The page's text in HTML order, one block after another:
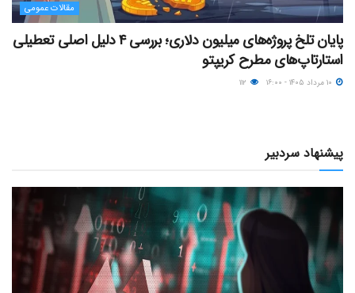
مقالات عمومی
پایان تلخ پروژه‌های میلیون دلاری؛ بررسی ۴ دلیل اصلی تعطیلی
استارتاپ‌های مطرح کریپتو
پیشنهاد سردبیر